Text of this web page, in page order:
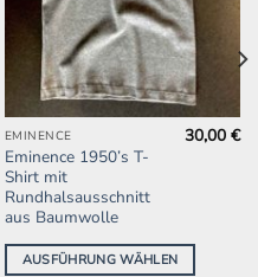
EMINENCE
Eminence 1950’s T-
Shirt mit
Rundhalsausschnitt
aus Baumwolle
30,00€
AUSFÜHRUNG WÄHLEN
Dieses
Produkt
weist
mehrere
Varianten
auf.